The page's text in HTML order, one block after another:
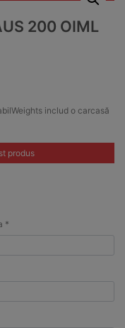
200 OIML
includ o carcasă
produs
*